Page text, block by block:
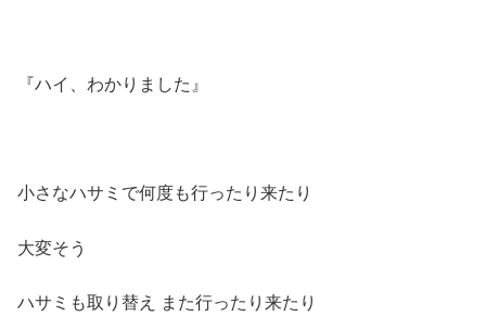
『ハイ、わかりました』
小さなハサミで何度も行ったり来たり
大変そう
ハサミも取り替え また行ったり来たり